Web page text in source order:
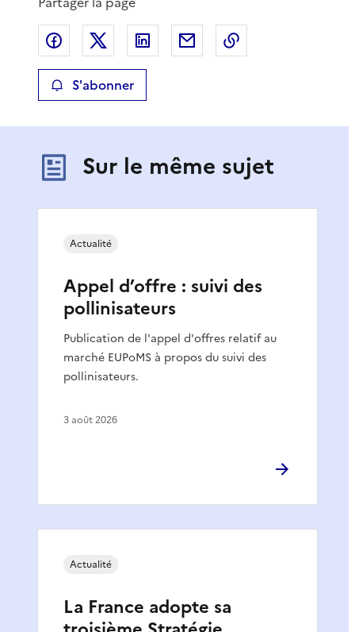
Partager sur Facebook
Partager sur XPartager sur LinkedIn
Partager par email
S'abonner
Sur le même sujet
Appel d’offre : suivi des
pollinisateurs
Publication de l'appel d'offres relatif au
marché EUPoMS à propos du suivi des
pollinisateurs.
Actualité
3 août 2026
La France adopte sa
Actualité